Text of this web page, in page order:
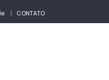
CONTATO